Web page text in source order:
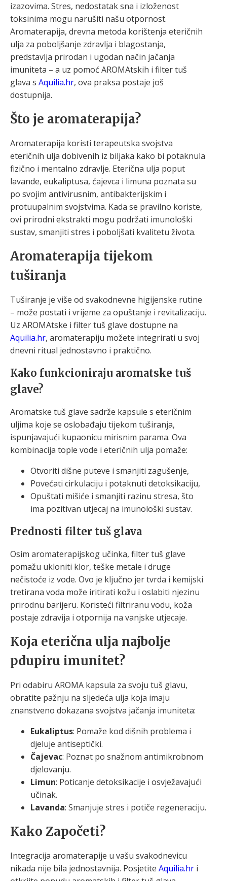
izazovima. Stres, nedostatak sna i izloženost
toksinima mogu narušiti našu otpornost.
Aromaterapija, drevna metoda korištenja eteričnih
ulja za poboljšanje zdravlja i blagostanja,
predstavlja prirodan i ugodan način jačanja
imuniteta – a uz pomoć AROMAtskih i filter tuš
glava s Aquilia.hr, ova praksa postaje još
dostupnija.
Što je aromaterapija?
Aromaterapija koristi terapeutska svojstva
eteričnih ulja dobivenih iz biljaka kako bi potaknula
fizično i mentalno zdravlje. Eterična ulja poput
lavande, eukaliptusa, ćajevca i limuna poznata su
po svojim antivirusnim, antibakterijskim i
protuupalnim svojstvima. Kada se pravilno koriste,
ovi prirodni ekstrakti mogu podržati imunološki
sustav, smanjiti stres i poboljšati kvalitetu života.
Aromaterapija tijekom
tuširanja
Tuširanje je više od svakodnevne higijenske rutine
– može postati i vrijeme za opuštanje i revitalizaciju.
Uz AROMAtske i filter tuš glave dostupne na
Aquilia.hr, aromaterapiju možete integrirati u svoj
dnevni ritual jednostavno i praktično.
Kako funkcioniraju aromatske tuš
glave?
Aromatske tuš glave sadrže kapsule s eteričnim
uljima koje se oslobađaju tijekom tuširanja,
ispunjavajući kupaonicu mirisnim parama. Ova
kombinacija tople vode i eteričnih ulja pomaže:
Otvoriti dišne puteve i smanjiti zagušenje,
Povećati cirkulaciju i potaknuti detoksikaciju,
Opuštati mišiće i smanjiti razinu stresa, što
ima pozitivan utjecaj na imunološki sustav.
Prednosti filter tuš glava
Osim aromaterapijskog učinka, filter tuš glave
pomažu ukloniti klor, teške metale i druge
nečistoće iz vode. Ovo je ključno jer tvrda i kemijski
tretirana voda može iritirati kožu i oslabiti njezinu
prirodnu barijeru. Koristeći filtriranu vodu, koža
postaje zdravija i otpornija na vanjske utjecaje.
Koja eterična ulja najbolje
pdupiru imunitet?
Pri odabiru AROMA kapsula za svoju tuš glavu,
obratite pažnju na sljedeća ulja koja imaju
znanstveno dokazana svojstva jačanja imuniteta:
Eukaliptus: Pomaže kod dišnih problema i
djeluje antiseptički.
Čajevac: Poznat po snažnom antimikrobnom
djelovanju.
Limun: Poticanje detoksikacije i osvježavajući
učinak.
Lavanda: Smanjuje stres i potiče regeneraciju.
Kako Započeti?
Integracija aromaterapije u vašu svakodnevicu
nikada nije bila jednostavnija. Posjetite Aquilia.hr i